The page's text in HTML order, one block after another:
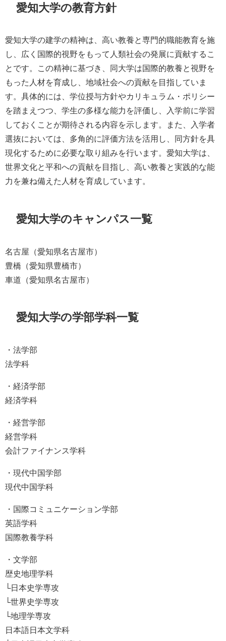
愛知大学の教育方針
愛知大学の建学の精神は、高い教養と専門的職能教育を施
し、広く国際的視野をもって人類社会の発展に貢献するこ
とです。この精神に基づき、同大学は国際的教養と視野を
もった人材を育成し、地域社会への貢献を目指していま
す。具体的には、学位授与方針やカリキュラム・ポリシー
を踏まえつつ、学生の多様な能力を評価し、入学前に学習
しておくことが期待される内容を示します。また、入学者
選抜においては、多角的に評価方法を活用し、同方針を具
現化するために必要な取り組みを行います。愛知大学は、
世界文化と平和への貢献を目指し、高い教養と実践的な能
力を兼ね備えた人材を育成しています。
愛知大学のキャンパス一覧
名古屋（愛知県名古屋市）
豊橋（愛知県豊橋市）
車道（愛知県名古屋市）
愛知大学の学部学科一覧
・法学部
法学科
・経済学部
経済学科
・経営学部
経営学科
会計ファイナンス学科
・現代中国学部
現代中国学科
・国際コミュニケーション学部
英語学科
国際教養学科
・文学部
歴史地理学科
└日本史学専攻
└世界史学専攻
└地理学専攻
日本語日本文学科